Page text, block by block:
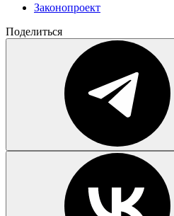
Законопроект
Поделиться